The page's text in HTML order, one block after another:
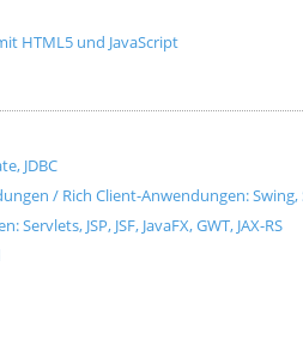
HTML5 und JavaScript
JDBC
/ Rich Client-Anwendungen: Swing,
JSP, JSF, JavaFX, GWT, JAX-RS